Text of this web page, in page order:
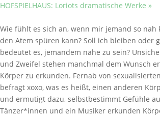
HOFSPIELHAUS: Loriots dramatische Werke »
Wie fühlt es sich an, wenn mir jemand so nah
den Atem spüren kann? Soll ich bleiben oder
bedeutet es, jemandem nahe zu sein?
und Zweifel stehen manchmal dem Wunsch
Körper zu erkunden. Fernab von
befragt xoxo, was es heißt, einen anderen
und ermutigt dazu, selbstbestimmt Gefühle
Tänzer*innen und ein Musiker erkunden